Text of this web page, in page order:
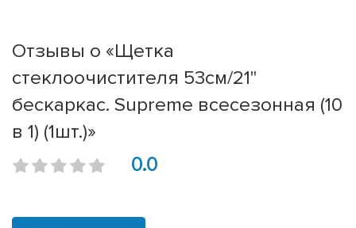
Отзывы о «Щетка
стеклоочистителя 53см/21''
бескаркас. Supreme всесезонная (10
в 1) (1шт.)»
0.0